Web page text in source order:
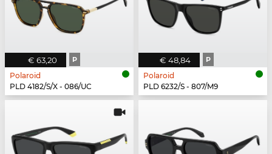
€ 63,20 P
Polaroid
PLD 4182/S/X - 086/UC
€ 48,84 P
Polaroid
PLD 6232/S - 807/M9